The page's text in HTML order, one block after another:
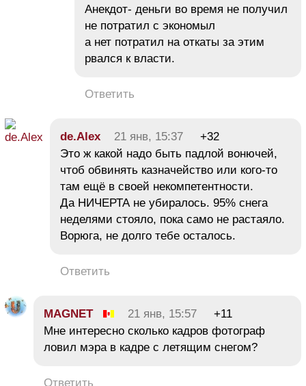
Анекдот- деньги во время не получил
не потратил с экономыл
а нет потратил на откаты за этим
рвался к власти.
Ответить
de.Alex 21 янв, 15:37
+32
Это ж какой надо быть падлой вонючей,
чтоб обвинять казначейство или кого-то
там ещё в своей некомпетентности.
Да НИЧЕРТА не убиралось. 95% снега
неделями стояло, пока само не растаяло.
Ворюга, не долго тебе осталось.
Ответить
MAGNET 21 янв, 15:57
+11
Мне интересно сколько кадров фотограф
ловил мэра в кадре с летящим снегом?
Ответить